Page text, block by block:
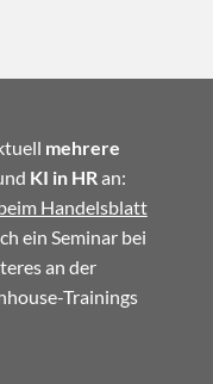
mehrere
KI in HR an:
Handelsblatt
ein Seminar bei
an der
Trainings